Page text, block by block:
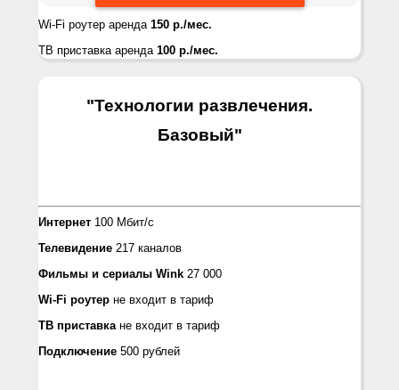
Wi-Fi роутер аренда 150 р./мес.
ТВ приставка аренда 100 р./мес.
"Технологии развлечения.
Базовый"
Интернет 100 Мбит/с
Телевидение 217 каналов
Фильмы и сериалы Wink 27 000
Wi-Fi роутер не входит в тариф
ТВ приставкане входит в тариф
Подключение 500 рублей